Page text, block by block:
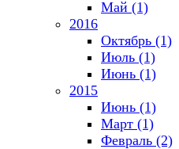
Май (1)
2016
Октябрь (1)
Июль (1)
Июнь (1)
2015
Июнь (1)
Март (1)
Февраль (2)